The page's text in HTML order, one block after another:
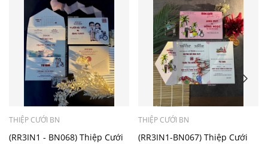
- Mẫu dưới 3000 giá chưa bao gồm bản đồ, quý khách
có nhu cầu in bản đồ sẽ có mức phí 300 - 500 đồng 1
thiệp tuỳ chất liệu.
THIỆP CƯỚI BN
(RR3IN1 - BN068) Thiệp Cưới
THIỆP CƯỚI BN
(RR3IN1-BN067) Thiệp Cưới